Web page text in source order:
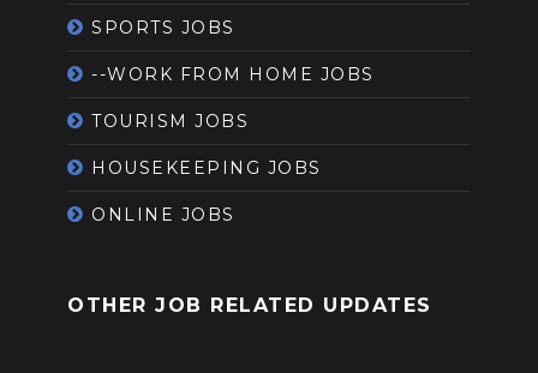
SPORTS JOBS
--WORK FROM HOME JOBS
TOURISM JOBS
HOUSEKEEPING JOBS
ONLINE JOBS
OTHER JOB RELATED UPDATES